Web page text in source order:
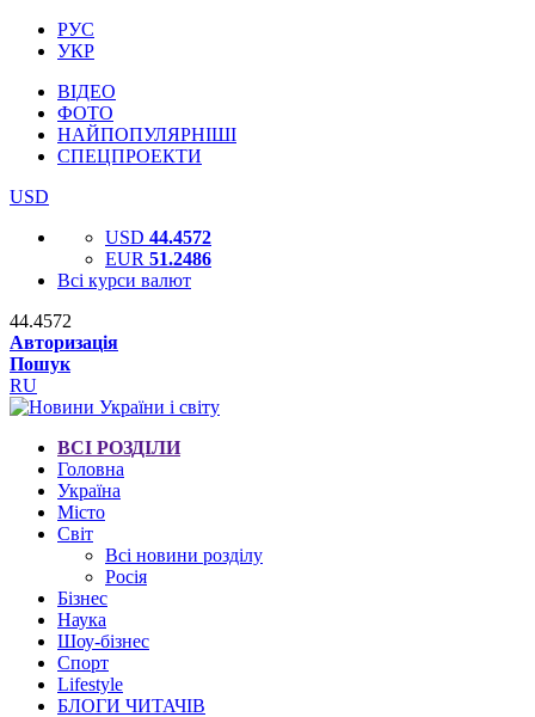
РУС
УКР
ВІДЕО
ФОТО
НАЙПОПУЛЯРНІШІ
СПЕЦПРОЕКТИ
USD
USD 44.4572
EUR 51.2486
Всі курси валют
44.4572
Авторизація
Пошук
RU
ВСІ РОЗДІЛИ
Головна
Україна
Місто
Світ
Всі новини розділу
Росія
Бізнес
Наука
Шоу-бізнес
Спорт
Lifestyle
БЛОГИ ЧИТАЧІВ